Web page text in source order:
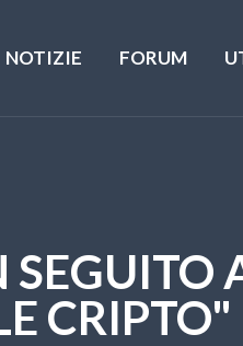
NOTIZIE FORUM
CRIPTO"